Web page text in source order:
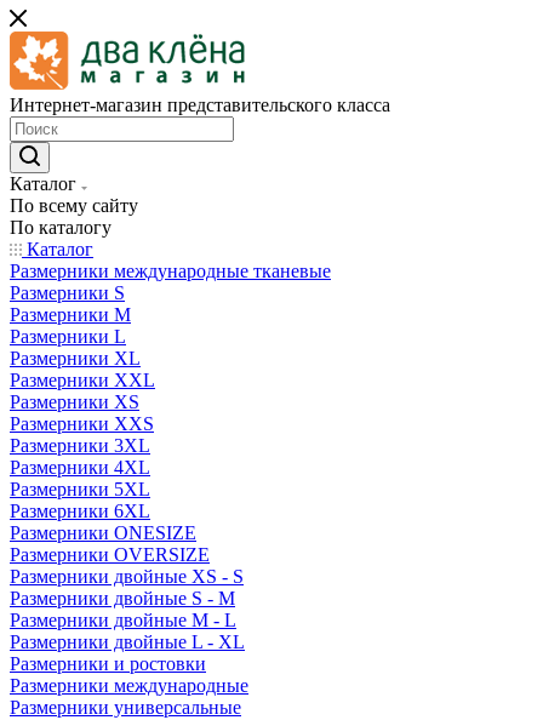
Интернет-магазин представительского класса
Каталог
По всему сайту
По каталогу
Каталог
Размерники международные тканевые
Размерники S
Размерники M
Размерники L
Размерники XL
Размерники XXL
Размерники XS
Размерники XXS
Размерники 3XL
Размерники 4XL
Размерники 5XL
Размерники 6XL
Размерники ONESIZE
Размерники OVERSIZE
Размерники двойные XS - S
Размерники двойные S - M
Размерники двойные M - L
Размерники двойные L - XL
Размерники и ростовки
Размерники международные
Размерники универсальные